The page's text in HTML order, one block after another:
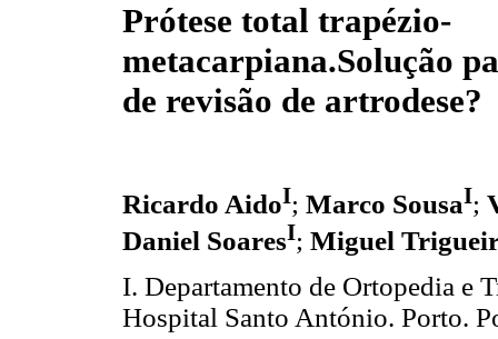
Prótese total trapézio-
metacarpiana.Solução
de revisão de artrodese?
Ricardo AidoI; Marco SousaI;
Daniel SoaresI; Miguel
I. Departamento de Ortopedia e
Hospital Santo António. Porto.